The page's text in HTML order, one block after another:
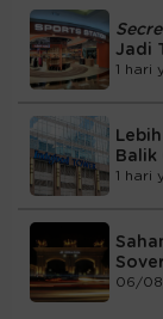
Jadi
1 hari
1 hari
06/